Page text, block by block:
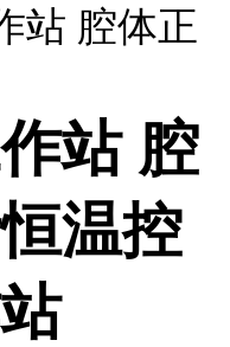
站 腔体正
站 腔
温控